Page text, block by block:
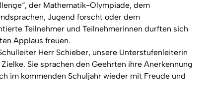
der Mathematik-Olympiade, dem
Jugend forscht oder dem
Teilnehmer und Teilnehmerinnen durften sich
Applaus freuen.
Herr Schieber, unsere Unterstufenleiterin
Sie sprachen den Geehrten ihre Anerkennung
im kommenden Schuljahr wieder mit Freude und